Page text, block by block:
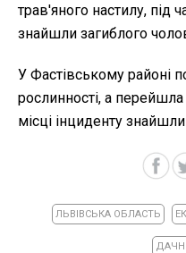
трав'яного настилу, під
знайшли загиблого
У Фастівському районі
рослинності, а перейшла
місці інциденту
ЛЬВІВСЬКА ОБЛАСТЬ